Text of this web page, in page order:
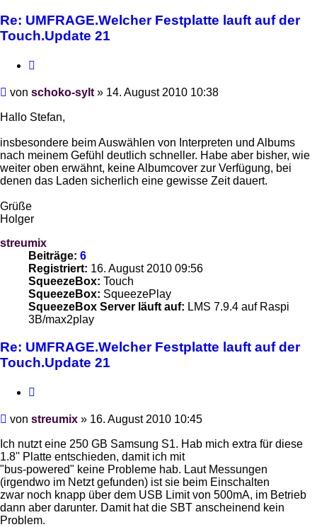
Re: UMFRAGE.Welcher Festplatte lauft auf der
Touch.Update 21
Beitrag
von schoko-sylt » 14. August 2010 10:38
Hallo Stefan,
insbesondere beim Auswählen von Interpreten und Albums
nach meinem Gefühl deutlich schneller. Habe aber bisher, wie
weiter oben erwähnt, keine Albumcover zur Verfügung, bei
denen das Laden sicherlich eine gewisse Zeit dauert.
Grüße
Holger
streumix
Beiträge: 6
Registriert: 16. August 2010 09:56
SqueezeBox: Touch
SqueezeBox: SqueezePlay
SqueezeBox Server läuft auf: LMS 7.9.4 auf Raspi
3B/max2play
Re: UMFRAGE.Welcher Festplatte lauft auf der
Touch.Update 21
Beitrag
von streumix » 16. August 2010 10:45
Ich nutzt eine 250 GB Samsung S1. Hab mich extra für diese
1.8'' Platte entschieden, damit ich mit
"bus-powered" keine Probleme hab. Laut Messungen
(irgendwo im Netzt gefunden) ist sie beim Einschalten
zwar noch knapp über dem USB Limit von 500mA, im Betrieb
dann aber darunter. Damit hat die SBT anscheinend kein
Problem.